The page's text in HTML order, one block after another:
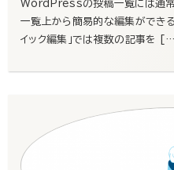
WordPressの投稿一覧には通常
一覧上から簡易的な編集ができる
イック編集」では複数の記事を